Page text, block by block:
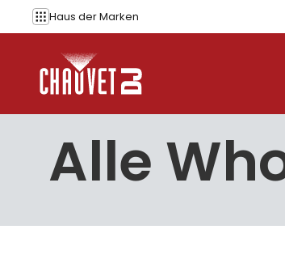
Zum Inhalt springen
Haus derMarken
Alle